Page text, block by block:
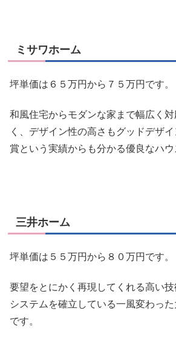
ミサワホーム
坪単価は６５万円から７５万円です。
和風住宅からモダンな家まで幅広く
く、デザイン性の高さもグッドデザ
賞という実績からも分かる優良なハウ
三井ホーム
坪単価は５５万円から８０万円です。
要望をとにかく再現してくれる高い
システムを確立している一風変わっ
です。